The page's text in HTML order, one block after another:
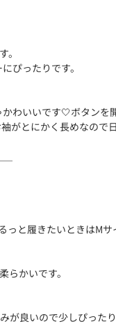
。
ぴったりです。
わいいです🤍ボタンを
がとにかく長めなの
と履きたいときはMサ
らかいです。
が良いので少しぴった